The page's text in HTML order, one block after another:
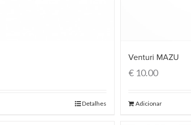
Detalhes
Venturi MAZU
€ 10.00
Adicionar